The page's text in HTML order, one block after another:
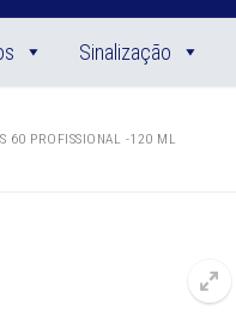
Sinalização
60 PROFISSIONAL -120 ML